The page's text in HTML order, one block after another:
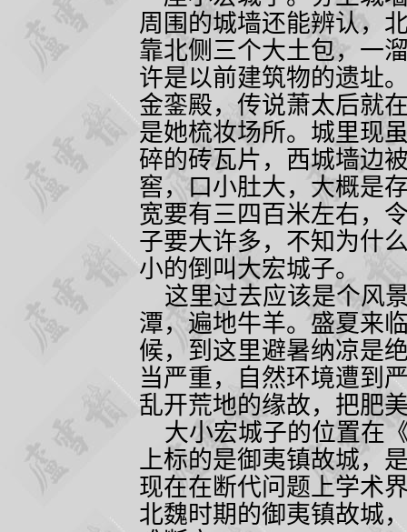
周围的城墙还能辨认，
靠北侧三个大土包，一
许是以前建筑物的遗址
金銮殿，传说萧太后就
是她梳妆场所。城里现
碎的砖瓦片，西城墙边
窖，口小肚大，大概是
宽要有三四百米左右，
子要大许多，不知为什
小的倒叫大宏城子。
这里过去应该是个风
潭，遍地牛羊。盛夏来
候，到这里避暑纳凉是
当严重，自然环境遭到
乱开荒地的缘故，把肥
大小宏城子的位置在
上标的是御夷镇故城，
现在在断代问题上学术
北魏时期的御夷镇故城